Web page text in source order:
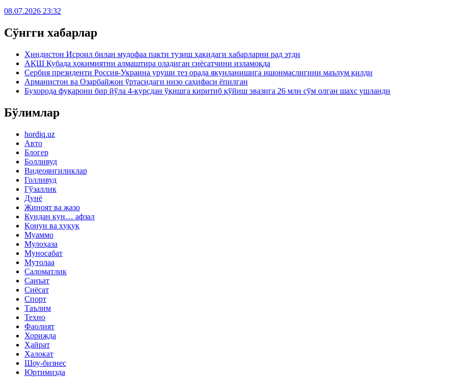
08.07.2026 23:32
Сўнгги хабарлар
Ҳиндистон Исроил билан мудофаа пакти тузиш ҳақидаги хабарларни рад этди
АҚШ Кубада ҳокимиятни алмаштира оладиган сиёсатчини изламоқда
Сербия президенти Россия-Украина уруши тез орада якунланишига ишонмаслигини маълум қилди
Арманистон ва Озарбайжон ўртасидаги низо саҳифаси ёпилган
Бухорода фуқарони бир йўла 4-курсдан ўқишга киритиб қўйиш эвазига 26 млн сўм олган шахс ушланди
Бўлимлар
hordiq.uz
Авто
Блогер
Болливуд
Видеоянгиликлар
Голливуд
Гўзаллик
Дунё
Жиноят ва жазо
Кундан кун… афзал
Қонун ва ҳуқуқ
Муаммо
Мулоҳаза
Муносабат
Мутолаа
Саломатлик
Санъат
Сиёсат
Спорт
Таълим
Техно
Фаолият
Хорижда
Ҳайрат
Ҳалокат
Шоу-бизнес
Юртимизда